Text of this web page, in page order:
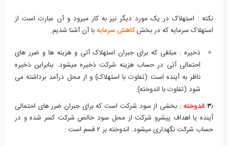
نکته : استهلاک در یک مورد دیگر نیز به کار میرود و آن عبارت است از
استهلاک سرمایه که در بخشکاهش سرمایهبا آن آشنا شدیم.
ذخیره : مبلغی که برای جبران استهلاک آتی و هزینه ها و ضرر های
احتمالی آتی در حساب هزینه شرکت ذخیره میشود. بنابراین ذخیره
ناظر به آینده است (تفاوت با استهلاک) و از محل درآمد برداشته می
شود (تفاوت با اندوخته).
۳٫اندوخته : بخشی از سود شرکت است که برای جبران ضرر های احتمالی
آینده یا اهداف پیشرو شرکت از محل سود خالص شرکت کسر شده و در
حساب شرکت نگهداری میشود. اندوخته بر ۲ قسم است :